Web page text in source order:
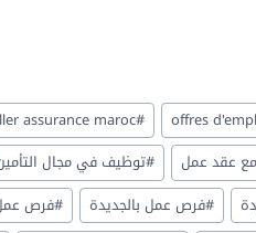
offres
#
assurance maroc
عقد عمل #توظيف في مجال
#فرص عمل بالجديدة #فرص عمل